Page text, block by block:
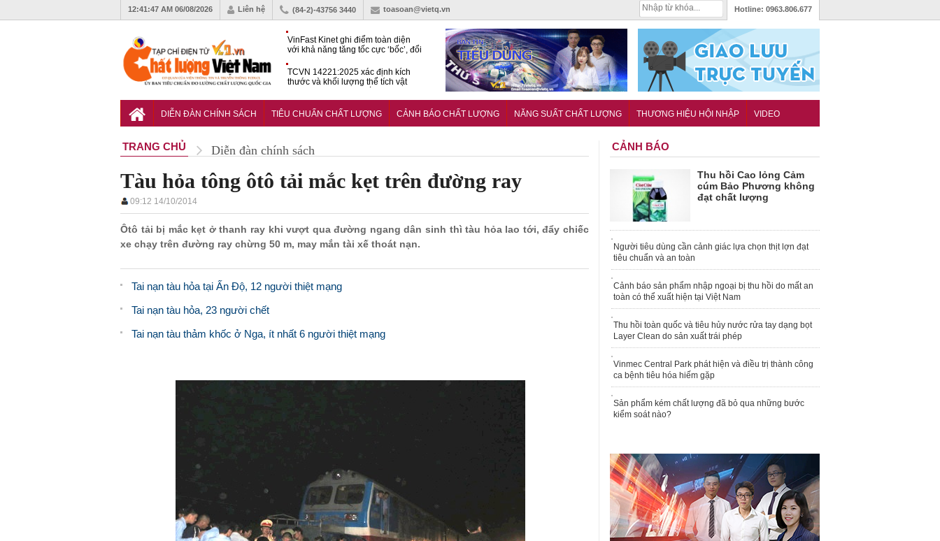
12:41:48 AM 06/08/2026 Liên hệ (84-2)-43756 3440 toasoan@vietq.vn Hotline: 0963.806.677
VinFast Kinet ghi điểm toàn diện
với khả năng tăng tốc cực ‘bốc’, đổi
TCVN 14221:2025 xác định kích
thước và khối lượng thể tích vật
bưu chính và đo lường trong kỷ
DIỄN ĐÀN CHÍNH SÁCH TIÊU CHUẨN CHẤT LƯỢNG CẢNH BÁO CHẤT LƯỢNG NĂNG SUẤT CHẤT LƯỢNG THƯƠNG HIỆU HỘI NHẬP VIDEO
TRANG CHỦ Diễn đàn chính sách
Tàu hỏa tông ôtô tải mắc kẹt trên đường ray
09:12 14/10/2014
Ôtô tải bị mắc kẹt ở thanh ray khi vượt qua đường ngang dân sinh thì tàu hỏa lao tới, đẩy chiếc
xe chạy trên đường ray chừng 50 m, may mắn tài xế thoát nạn.
Tai nạn tàu hỏa tại Ấn Độ, 12 người thiệt mạng
Tai nạn tàu hỏa, 23 người chết
Tai nạn tàu thảm khốc ở Nga, ít nhất 6 người thiệt mạng
CẢNH BÁO
Thu hồi Cao lỏng Cảm
cúm Bảo Phương không
đạt chất lượng
Người tiêu dùng cần cảnh giác lựa chọn thịt lợn đạt
tiêu chuẩn và an toàn
Cảnh báo sản phẩm nhập ngoại bị thu hồi do mất an
toàn có thể xuất hiện tại Việt Nam
Thu hồi toàn quốc và tiêu hủy nước rửa tay dạng bọt
Layer Clean do sản xuất trái phép
Vinmec Central Park phát hiện và điều trị thành công
ca bệnh tiêu hóa hiếm gặp
Sản phẩm kém chất lượng đã bỏ qua những bước
kiểm soát nào?